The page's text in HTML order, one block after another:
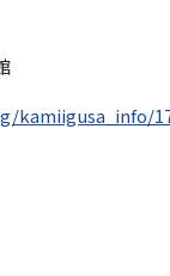
kamiigusa_info/